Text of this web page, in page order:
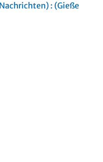
: (Gieße